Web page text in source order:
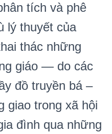
tích và phê
lý thuyết của
thác những
giáo — do các
đồ truyền bá –
giao trong xã hội
đình qua những